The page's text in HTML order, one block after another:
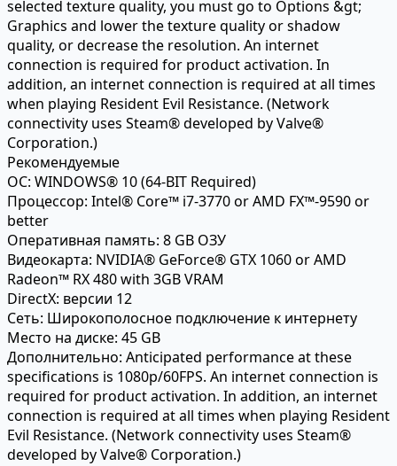
selected texture quality, you must go to Options &gt;
Graphics and lower the texture quality or shadow
quality, or decrease the resolution. An internet
connection is required for product activation. In
addition, an internet connection is required at all times
when playing Resident Evil Resistance. (Network
connectivity uses Steam® developed by Valve®
Corporation.)
Рекомендуемые
ОС: WINDOWS® 10 (64-BIT Required)
Процессор: Intel® Core™ i7-3770 or AMD FX™-9590 or
better
Оперативная память: 8 GB ОЗУ
Видеокарта: NVIDIA® GeForce® GTX 1060 or AMD
Radeon™ RX 480 with 3GB VRAM
DirectX: версии 12
Сеть: Широкополосное подключение к интернету
Место на диске: 45 GB
Дополнительно: Anticipated performance at these
specifications is 1080p/60FPS. An internet connection is
required for product activation. In addition, an internet
connection is required at all times when playing Resident
Evil Resistance. (Network connectivity uses Steam®
developed by Valve® Corporation.)